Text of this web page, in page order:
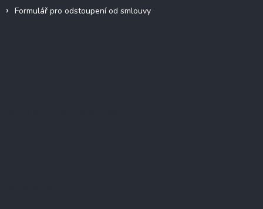
Formulář pro odstoupení od smlouvy